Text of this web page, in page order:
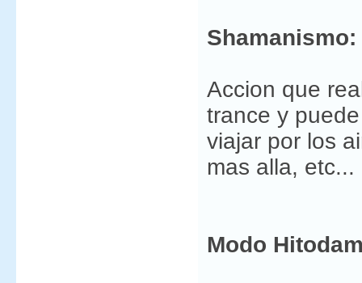
Shamanismo:
Accion que
trance y
viajar por los
mas alla, etc...
Modo